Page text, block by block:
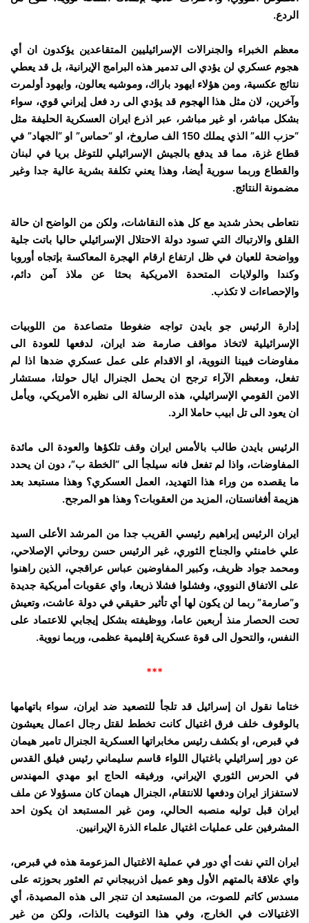
الردع.
معظم الخبراء والجنرالات الإسرائيليين المتقاعدين يؤكدون ان أي
هجوم عسكري لن يؤدي الى تدمير هذه البرامج الإيرانية، بل قد يعطي
نتائج عكسية، ومن هؤلاء ايهود باراك، وموشيه يعالون، وايهود أولمرت
وآخرين، لان مثل هذا الهجوم قد يؤدي الى رد فعل إيراني قوي، سواء
بشكل مباشر، او غير مباشر، عبر اذرع ايران العسكرية الحليفة مثل
“حزب الله” الذي يملك 150 الف صاروخ، او “حماس” او “الجهاد” في
قطاع غزة، مما قد يدفع بالجيش الإسرائيلي للتوغل بريا في لبنان
والقطاع وربما سورية أيضا، وهذا يعني تكلفة بشرية عالية جدا وغير
مضمونة النتائج.
نتعاطى بحذر شديد مع كل هذه النقاشات، ولكن من الواضح ان حالة
القلق والارتباك التي تسود دولة الاحتلال الإسرائيلي حاليا باتت جلية
وواضحة للعيان في ظل ارتفاع ارقام الهجرة المعاكسة بإتجاه أوروبا
وكندا والولايات المتحدة الامريكية بحثا عن ملاذ آمن دائم،
والإحصاءات لا تكذب.
إدارة الرئيس جو بايدن تواجه ضغوطا متصاعدة من اللوبيات
الإسرائيلية لاتخاذ مواقف صارمة ضد ايران، لدفعها للعودة الى
مفاوضات فيينا النووية، او الاقدام على عمل عسكري ضدها اذا لم
تفعل، ومعظم الآراء ترجح ان يحمل الجنرال ايال حولتا، مستشار
الامن القومي الإسرائيلي، هذه الرسالة الى نظيره الأمريكي، ويأمل
ان يعود الى تل ابيب حاملا الرد.
الرئيس بايدن طالب بالأمس ايران وقف تلكؤها والعودة الى مائدة
المفاوضات، واذا لم تفعل فانه سيلجأ الى “الخطة ب”، دون ان يحدد
ما يقصده من وراء هذا التهديد، العمل العسكري؟ وهذا مستبعد بعد
هزيمة أفغانستان، المزيد من العقوبات؟ وهذا هو المرجح.
ايران الرئيس إبراهيم رئيسي القريب جدا من المرشد الأعلى السيد
علي خامنئي والجناح الثوري، غير الرئيس حسن روحاني الإصلاحي،
ومحمد جواد ظريف، وكبير المفاوضين عباس عراقجي، الذين راهنوا
على الاتفاق النووي، وفشلوا فشلا ذريعا، واي عقوبات أمريكية جديدة
و”صارمة” ربما لن يكون لها أي تأثير حقيقي في دولة عاشت، وتعيش
تحت الحصار منذ أربعين عاما، ووظيفته بشكل إيجابي للاعتماد على
النفس، والتحول الى قوة عسكرية إقليمية عظمى، وربما نووية.
***
ختاما نقول ان إسرائيل قد تلجأ للتصعيد ضد ايران، سواء باتهامها
بالوقوف خلف فرق اغتيال كانت تخطط لقتل رجال اعمال يعيشون
في قبرص، او بكشف رئيس مخابراتها العسكرية الجنرال تامير هيمان
عن دور إسرائيلي باغتيال اللواء قاسم سليماني رئيس فيلق القدس
في الحرس الثوري الإيراني، ورفيقه الحاج ابو مهدي المهندس
لاستفزاز ايران ودفعها للانتقام، الجنرال هيمان كان مسؤولا عن ملف
ايران قبل توليه منصبه الحالي، ومن غير المستبعد ان يكون احد
المشرفين على عمليات اغتيال علماء الذرة الإيرانيين.
ايران التي نفت أي دور في عملية الاغتيال المزعومة هذه في قبرص،
واي علاقة بالمتهم الأول وهو عميل اذربيجاني تم العثور بحوزته على
مسدس كاتم للصوت، من المستبعد ان تنجر الى هذه المصيدة، أي
الاغتيالات في الخارج، وفي هذا التوقيت بالذات، ولكن من غير